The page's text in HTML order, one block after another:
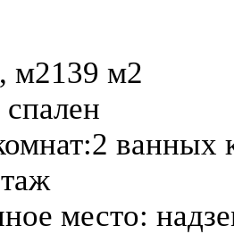
м2139 м2
спален
2 ванных
место: